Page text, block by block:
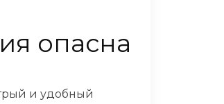
опасна
и удобный